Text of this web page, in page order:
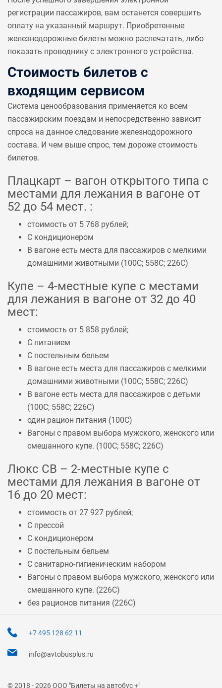
регистрации пассажиров, вам останется совершить
оплату на указанный маршрут. Приобретенные
железнодорожные билеты можно распечатать, либо
показать проводнику с электронного устройства.
Стоимость билетов с
входящим сервисом
Система ценообразования применяется ко всем
пассажирским поездам и непосредственно зависит
спроса на данное следование железнодорожного
состава. И чем выше спрос, тем дороже стоимость
билетов.
Плацкарт – вагон открытого типа с
местами для лежания в вагоне от
52 до 54 мест. :
стоимость от 5 768 рублей;
С кондиционером
В вагоне есть места для пассажиров с мелкими
домашними животными (100С; 558С; 226С)
Купе – 4-местные купе с местами
для лежания в вагоне от 32 до 40
мест:
стоимость от 5 858 рублей;
С питанием
С постельным бельем
В вагоне есть места для пассажиров с мелкими
домашними животными (100С; 558С; 226С)
В вагоне есть места для пассажиров с детьми
(100С; 558С; 226С)
один рацион питания (100С)
Вагоны с правом выбора мужского, женского или
смешанного купе. (100С; 558С; 226С)
Люкс СВ – 2-местные купе с
местами для лежания в вагоне от
16 до 20 мест:
стоимость от 27 927 рублей;
С прессой
С кондиционером
С постельным бельем
С санитарно-гигиеническим набором
Вагоны с правом выбора мужского, женского или
смешанного купе. (226С)
без рационов питания (226С)
+7 495 128 62 11
info@avtobusplus.ru
© 2018 - 2026 ООО "Билеты на автобус +"